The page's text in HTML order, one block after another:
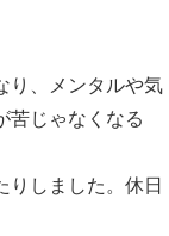
り、メンタルや気
苦じゃなくなる
りしました。休日